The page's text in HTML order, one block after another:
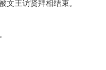
文王访贤拜相结束。